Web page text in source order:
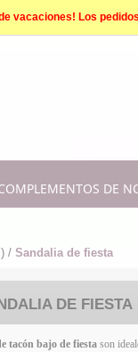
vacaciones! Los
DE
/ Sandalia de fiesta
DE FIESTA
tacón bajo de fiestason